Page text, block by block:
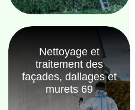
Nettoyage et
traitement des
façades, dallages et
murets 69